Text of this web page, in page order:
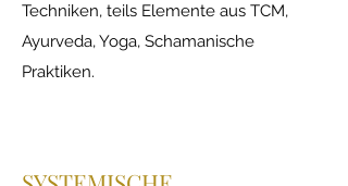
Techniken, teils Elemente aus TCM,
Ayurveda, Yoga, Schamanische
Praktiken.